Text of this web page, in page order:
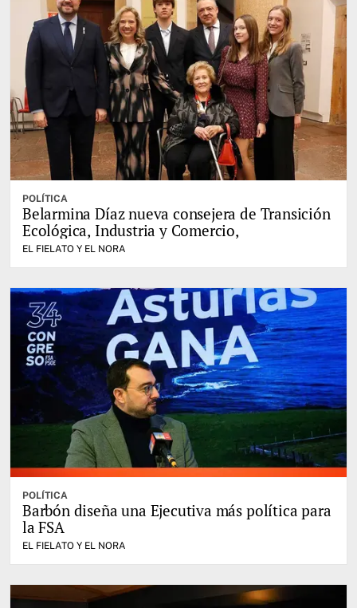
POLÍTICA
Belarmina Díaz nueva consejera de Transición
Ecológica, Industria y Comercio,
EL FIELATO Y EL NORA
POLÍTICA
Barbón diseña una Ejecutiva más política para
la FSA
EL FIELATO Y EL NORA